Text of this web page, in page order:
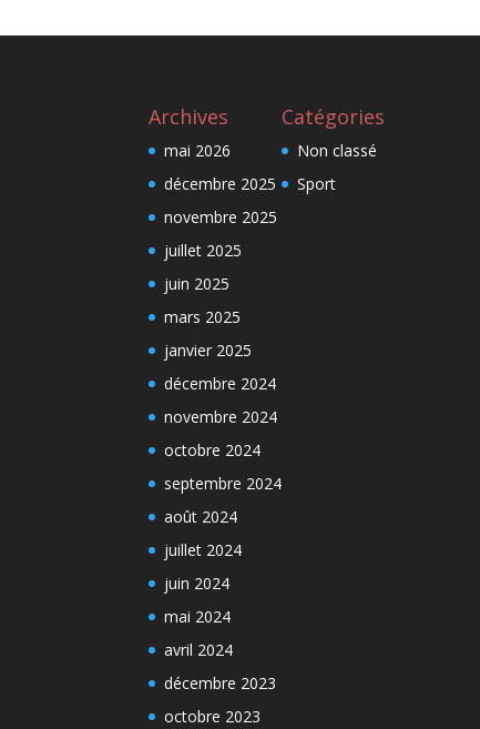
Archives
mai 2026
décembre 2025
novembre 2025
juillet 2025
juin 2025
mars 2025
janvier 2025
décembre 2024
novembre 2024
octobre 2024
septembre 2024
août 2024
juillet 2024
juin 2024
mai 2024
avril 2024
décembre 2023
octobre 2023
Catégories
Non classé
Sport